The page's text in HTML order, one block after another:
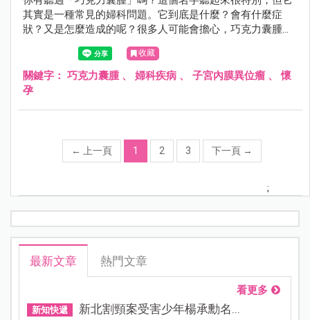
其實是一種常見的婦科問題。它到底是什麼？會有什麼症
狀？又是怎麼造成的呢？很多人可能會擔心，巧克力囊腫會
影響懷孕嗎？它會自己消失嗎？如果需要開刀，要多大才需
要？手術後的恢復期又要多久？這篇文章由婦產科張瑜芹醫
師，帶你了解這個影響許多女性健康的問題。
收藏
關鍵字： 巧克力囊腫、 婦科疾病 、 子宮內膜異位瘤 、懷
孕
← 上一頁 1 2 3 下一頁 →
;
最新文章 熱門文章
看更多
新知快遞 新北割頸案受害少年楊承勳名...